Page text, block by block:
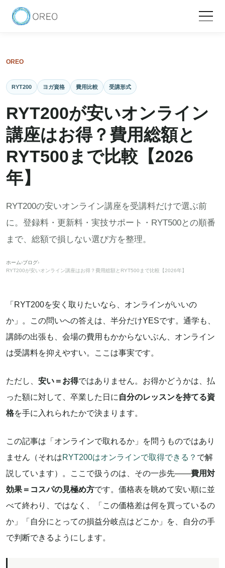
OREO
RYT200 ヨガ資格 費用比較 受講形式
RYT200が安いオンライン
講座はお得？費用総額と
RYT500まで比較【2026
年】
RYT200の安いオンライン講座を受講料だけで選ぶ前
に。登録料・更新料・実技サポート・RYT500との順番
まで、総額で損しない選び方を整理。
ホーム›ブログ›
RYT200が安いオンライン講座はお得？費用総額とRYT500まで比較【2026年】
「RYT200を安く取りたいなら、オンラインがいいの
か」。この問いへの答えは、半分だけYESです。通学も、
講師の出張も、会場の費用もかからないぶん、オンライン
は受講料を抑えやすい。ここは事実です。
ただし、 安い＝お得ではありません。お得かどうかは、払
った額に対して、卒業した日に 自分のレッスンを持てる資
格を手に入れられたかで決まります。
この記事は「オンラインで取れるか」を問うものではあり
ません（それはRYT200はオンラインで取得できる？ で解
説しています）。ここで扱うのは、その一歩先——費用対
効果＝コスパの見極め方です。価格表を眺めて安い順に並
べて終わり、ではなく、「この価格差は何を買っているの
か」「自分にとっての損益分岐点はどこか」を、自分の手
で判断できるようにします。